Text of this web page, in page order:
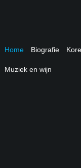
Home Biografie
Muziek en wijn